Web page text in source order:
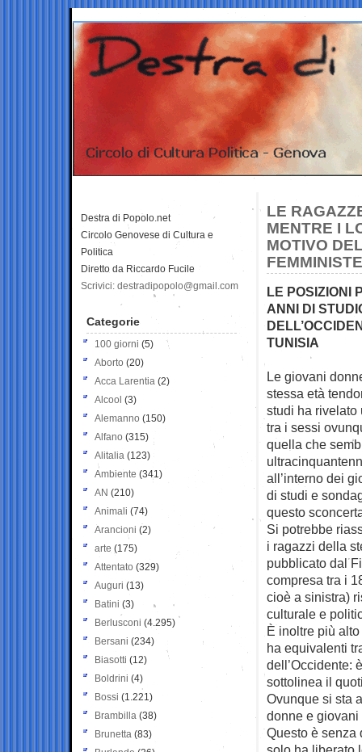
LE
MENTRE I
MOTIVO
LE POSIZIONI
ANNI DI
TUNISIA
Le giovani
stessa età
studi ha rivelato
tra i sessi
quella che
all’interno dei
di studi e
questo
Si potrebbe
i ragazzi della
pubblicato dal
compresa tra i
cioè a sinistra)
culturale e
È inoltre più
ha equivalenti
dell’Occidente:
sottolinea il
Ovunque si sta
donne e giovani
Questo è senza
Destra di Popolo.net
Circolo Genovese di Cultura e
Politica
Diretto da Riccardo Fucile
Scrivici: destradipopolo@gmail.com
Categorie
100 giorni (5)
Aborto (20)
Acca Larentia (2)
Alcool (3)
Alemanno (150)
Alfano (315)
Alitalia (123)
Ambiente (341)
AN (210)
Animali (74)
Arancioni (2)
arte (175)
Attentato (329)
Auguri (13)
Batini (3)
Berlusconi (4.295)
Bersani (234)
Biasotti (12)
Boldrini (4)
Bossi (1.221)
Brambilla (38)
Brunetta (83)